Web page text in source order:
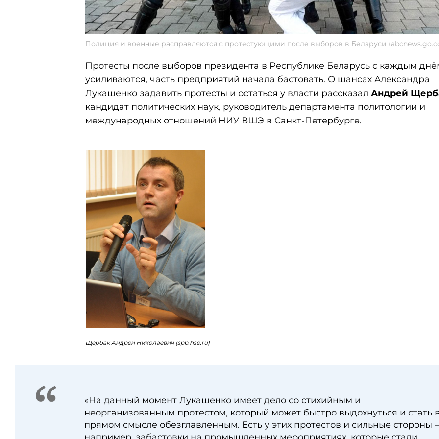
Полиция и военные расправляются с протестующими после выборов в Беларуси
Протесты после выборов президента в Республике Беларусь с каждым
усиливаются, часть предприятий начала бастовать. О шансах Александра
Лукашенко задавить протесты и остаться у власти рассказал Андрей
кандидат политических наук, руководитель департамента политологии и
международных отношений НИУ ВШЭ в Санкт-Петербурге.
Щербак Андрей Николаевич (spb.hse.ru)
«На данный момент Лукашенко имеет дело со стихийным и
неорганизованным протестом, который может быстро выдохнуться и стать
прямом смысле обезглавленным. Есть у этих протестов и сильные стороны